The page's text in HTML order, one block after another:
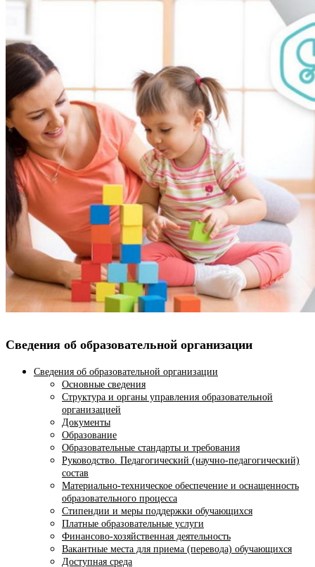
Сведения об образовательной организации
Сведения об образовательной организации
Основные сведения
Структура и органы управления образовательной
организацией
Документы
Образование
Образовательные стандарты и требования
Руководство. Педагогический (научно-педагогический)
состав
Материально-техническое обеспечение и оснащенность
образовательного процесса
Стипендии и меры поддержки обучающихся
Платные образовательные услуги
Финансово-хозяйственная деятельность
Вакантные места для приема (перевода) обучающихся
Доступная среда